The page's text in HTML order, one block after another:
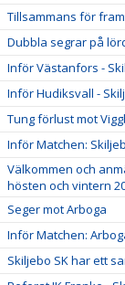
Tillsammans för
Dubbla segrar på
Inför Västanfors -
Inför Hudiksvall -
Tung förlust mot
Inför Matchen:
Välkommen och
hösten och vintern
Seger mot Arboga
Inför Matchen:
Skiljebo SK har ett